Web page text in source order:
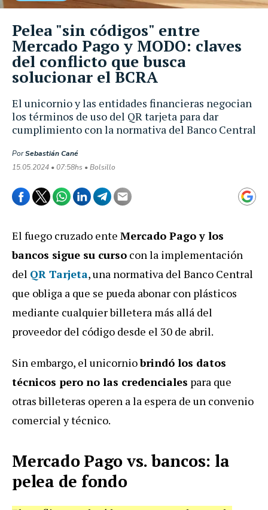
El unicornio y las entidades financieras negocian
los términos de uso del QR tarjeta para dar
cumplimiento con la normativa del Banco Central
PorSebastián Cané
15.05.2024 • 07:58hs • Bolsillo
Pelea "sin códigos" entre
Mercado Pago y MODO: claves
del conflicto que busca
solucionar el BCRA
El fuego cruzado ente Mercado Pago y los
bancos sigue su curso con la implementación
del QR Tarjeta, una normativa del Banco Central
que obliga a que se pueda abonar con plásticos
mediante cualquier billetera más allá del
proveedor del código desde el 30 de abril.
Sin embargo, el unicorniobrindó los datos
técnicos pero no las credenciales para que
otras billeteras operen a la espera de un convenio
comercial y técnico.
Mercado Pago vs. bancos: la
pelea de fondo